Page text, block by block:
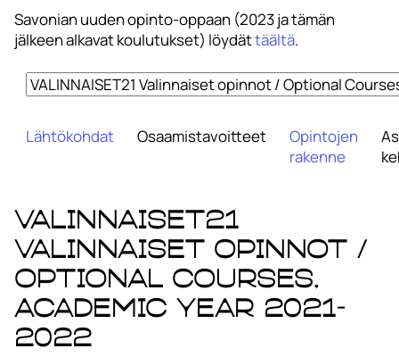
Savonian uuden opinto-oppaan (2023 ja tämän
jälkeen alkavat koulutukset) löydättäältä.
Lähtökohdat Osaamistavoitteet
Opintojen
rakenne
VALINNAISET21
Valinnaiset opinnot /
Optional Courses,
academic year 2021-
2022